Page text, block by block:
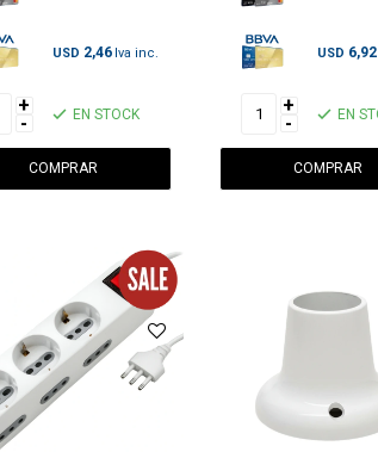
USD 2,46
+
- EN STOCK
USD 6,92
+
- EN